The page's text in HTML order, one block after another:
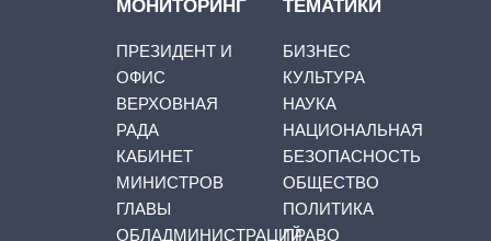
МОНИТОРИНГ
ПРЕЗИДЕНТ И
ОФИС
ВЕРХОВНАЯ
РАДА
КАБИНЕТ
МИНИСТРОВ
ГЛАВЫ
ОБЛАДМИНИСТРАЦИЙ
ТЕМАТИКИ
БИЗНЕС
КУЛЬТУРА
НАУКА
НАЦИОНАЛЬНАЯ
БЕЗОПАСНОСТЬ
ОБЩЕСТВО
ПОЛИТИКА
ПРАВО